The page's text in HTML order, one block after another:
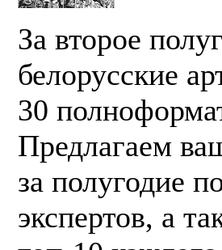
За второе
белорусские
30
Предлагаем
за полугодие
экспертов, а